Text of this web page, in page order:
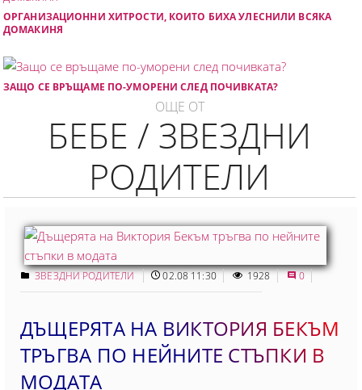
ОРГАНИЗАЦИОННИ ХИТРОСТИ, КОИТО БИХА УЛЕСНИЛИ ВСЯКА
ДОМАКИНЯ
ЗАЩО СЕ ВРЪЩАМЕ ПО-УМОРЕНИ СЛЕД ПОЧИВКАТА?
ОЩЕ ОТ
БЕБЕ / ЗВЕЗДНИ
РОДИТЕЛИ
ЗВЕЗДНИ РОДИТЕЛИ 02.08 11:30 1928 0
ДЪЩЕРЯТА НА ВИКТОРИЯ БЕКЪМ
ТРЪГВА ПО НЕЙНИТЕ СТЪПКИ В
МОДАТА